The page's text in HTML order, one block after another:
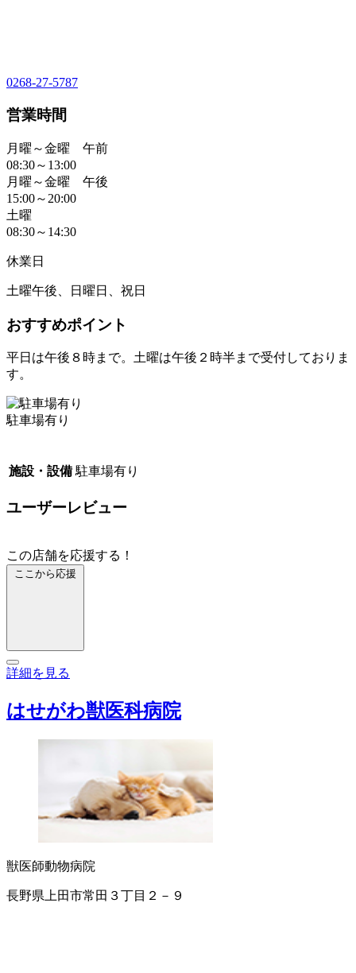
0268-27-5787
営業時間
月曜～金曜 午前
08:30～13:00
月曜～金曜 午後
15:00～20:00
土曜
08:30～14:30
休業日
土曜午後、日曜日、祝日
おすすめポイント
平日は午後８時まで。土曜は午後２時半まで受付しておりま
す。
駐車場有り
施設・設備 駐車場有り
ユーザーレビュー
この店舗を応援する！
ここから応援
詳細を見る
はせがわ獣医科病院
獣医師動物病院
長野県上田市常田３丁目２－９